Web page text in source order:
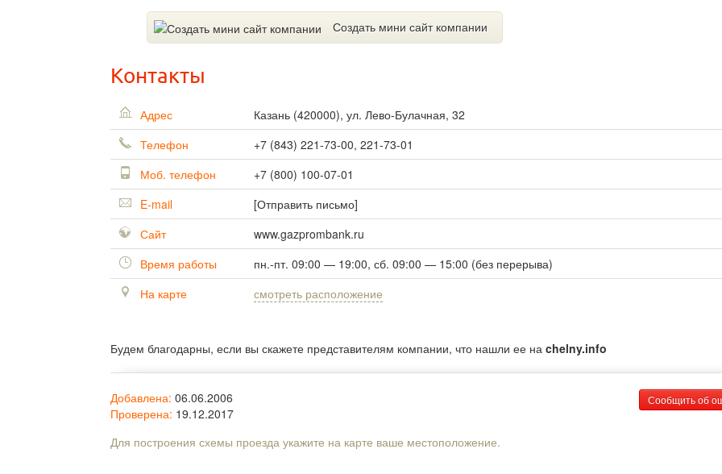
Создать мини сайт компании
Контакты
Адрес Казань (420000), ул. Лево-Булачная, 32
Телефон
+7 (843) 221-73-00, 221-73-01
Моб. телефон
+7 (800) 100-07-01
E-mail
[Отправить письмо]
Сайт
www.gazprombank.ru
Время работы
пн.-пт. 09:00 — 19:00, сб. 09:00 — 15:00 (без перерыва)
На карте
смотреть расположение
Будем благодарны, если вы скажете представителям компании, что нашли ее на chelny.info
Сообщить об
Добавлена: 06.06.2006
Проверена: 19.12.2017
Для построения схемы проезда укажите на карте ваше местоположение.